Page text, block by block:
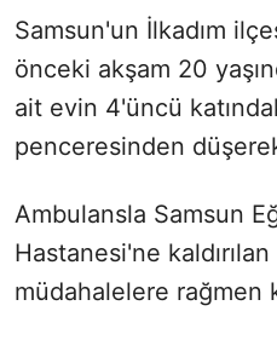
Samsun'un İlkadım
önceki akşam 20
ait evin 4'üncü
penceresinden
Ambulansla Samsun
Hastanesi'ne
müdahalelere rağmen